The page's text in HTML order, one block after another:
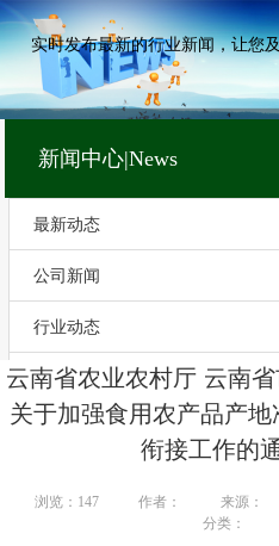
实时发布最新的行业新闻，让您
最新动态
公司新闻
行业动态
技术文章
新闻中心|News
云南省农业农村厅 云南
关于加强食用农产品产地
衔接工作的
浏览： 147 作者： 来源：
分类：